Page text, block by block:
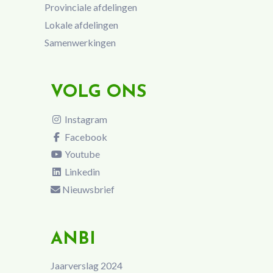
Provinciale afdelingen
Lokale afdelingen
Samenwerkingen
VOLG ONS
Instagram
Facebook
Youtube
Linkedin
Nieuwsbrief
ANBI
Jaarverslag 2024